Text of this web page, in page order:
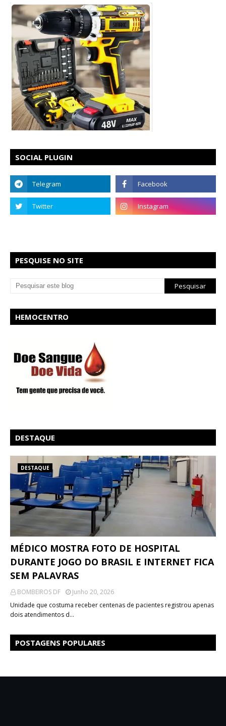
SOCIAL PLUGIN
PESQUISE NO SITE
HEMOCENTRO
DESTAQUE
DESTAQUE
MÉDICO MOSTRA FOTO DE HOSPITAL
DURANTE JOGO DO BRASIL E INTERNET FICA
SEM PALAVRAS
BOMBEIROS DF
Junho 20, 2026
Unidade que costuma receber centenas de pacientes registrou apenas
dois atendimentos d…
POSTAGENS POPULARES